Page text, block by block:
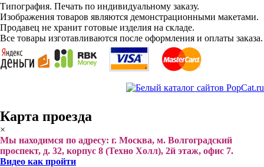
Типография. Печать по индивидуальному заказу.
Изображения товаров являются демонстрационными макетами.
Продавец не хранит готовые изделия на складе.
Все товары изготавливаются после оформления и оплаты заказа.
Карта проезда
×
Мы находимся по адресу: г. Москва, м. Волгоградский
проспект, д. 32, корпус 8 (Техно Холл), 2й этаж, офис 7.
Видео как пройти